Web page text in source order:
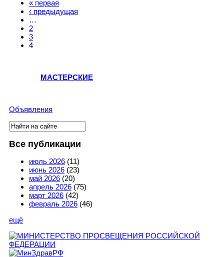
Страницы
« первая
‹ предыдущая
…
2
3
4
МАСТЕРСКИЕ
Объявления
Форма поиска
Поиск
Все публикации
июль 2026 (11)
июнь 2026 (23)
май 2026 (20)
апрель 2026 (75)
март 2026 (42)
февраль 2026 (46)
ещё